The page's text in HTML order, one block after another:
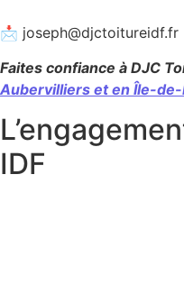
📩 joseph@djctoitureidf.fr
Faites confiance à DJC
Aubervilliers et en Île-de-
IDF